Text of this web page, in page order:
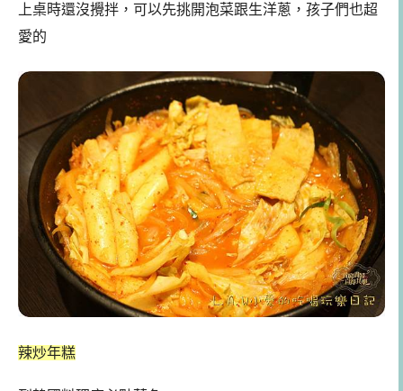
上桌時還沒攪拌，可以先挑開泡菜跟生洋蔥，孩子們也超
愛的
辣炒年糕